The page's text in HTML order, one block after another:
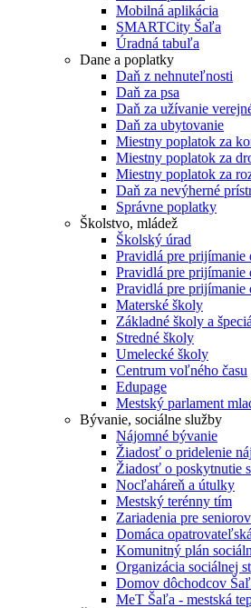
Mobilná aplikácia
SMARTCity Šaľa
Úradná tabuľa
Dane a poplatky
Daň z nehnuteľnosti
Daň za psa
Daň za užívanie
Daň za ubytovanie
Miestny poplatok za
Miestny poplatok za
Miestny poplatok za
Daň za nevýherné
Správne poplatky
Školstvo, mládež
Školský úrad
Pravidlá pre prijímanie
Pravidlá pre prijímanie
Pravidlá pre prijímanie
Materské školy
Základné školy a
Stredné školy
Umelecké školy
Centrum voľného času
Edupage
Mestský parlament
Bývanie, sociálne služby
Nájomné bývanie
Žiadosť o pridelenie
Žiadosť o poskytnutie
Nocľaháreň a útulky
Mestský terénny tím
Zariadenia pre seniorov
Domáca
Komunitný plán
Organizácia sociálnej
Domov dôchodcov
MeT Šaľa - mestská